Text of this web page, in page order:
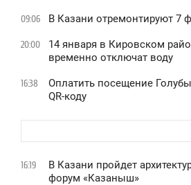
09:06 В Казани отремонтируют 7
20:00
14 января в Кировском
временно отключат воду
16:38
Оплатить посещение
QR-коду
16:19
В Казани пройдет
форум «Казаныш»